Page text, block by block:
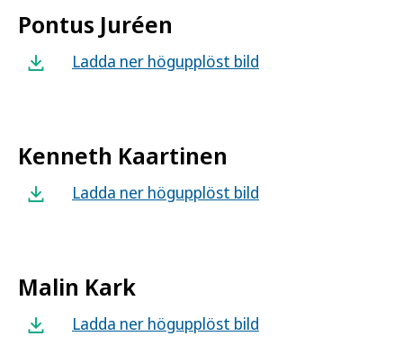
Pontus Juréen
Ladda ner högupplöst bild
Kenneth Kaartinen
Ladda ner högupplöst bild
Malin Kark
Ladda ner högupplöst bild